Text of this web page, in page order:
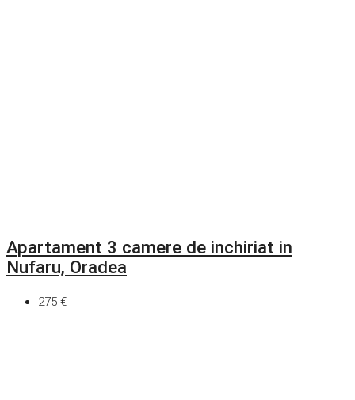
Apartament 3 camere de inchiriat in
Nufaru, Oradea
275 €